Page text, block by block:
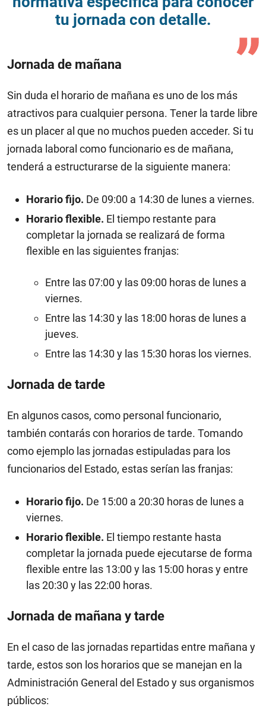
tu jornada con detalle.
Jornada de mañana
Sin duda el horario de mañana es uno de los más
atractivos para cualquier persona. Tener la tarde libre
es un placer al que no muchos pueden acceder. Si tu
jornada laboral como funcionario es de mañana,
tenderá a estructurarse de la siguiente manera:
Horario fijo. De 09:00 a 14:30 de lunes a viernes.
Horario flexible. El tiempo restante para
completar la jornada se realizará de forma
flexible en las siguientes franjas:
Entre las 07:00 y las 09:00 horas de lunes a
viernes.
Entre las 14:30 y las 18:00 horas de lunes a
jueves.
Entre las 14:30 y las 15:30 horas los viernes.
Jornada de tarde
En algunos casos, como personal funcionario,
también contarás con horarios de tarde. Tomando
como ejemplo las jornadas estipuladas para los
funcionarios del Estado, estas serían las franjas:
Horario fijo. De 15:00 a 20:30 horas de lunes a
viernes.
Horario flexible. El tiempo restante hasta
completar la jornada puede ejecutarse de forma
flexible entre las 13:00 y las 15:00 horas y entre
las 20:30 y las 22:00 horas.
Jornada de mañana y tarde
En el caso de las jornadas repartidas entre mañana y
tarde, estos son los horarios que se manejan en la
Administración General del Estado y sus organismos
públicos: